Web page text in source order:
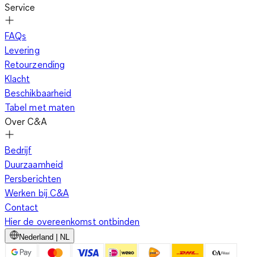
Service
FAQs
Levering
Retourzending
Klacht
Beschikbaarheid
Tabel met maten
Over C&A
Bedrijf
Duurzaamheid
Persberichten
Werken bij C&A
Contact
Hier de overeenkomst ontbinden
Nederland | NL